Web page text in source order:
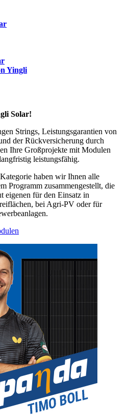
Yingli
Solar!
Strings, Leistungsgarantien von
der Rückversicherung durch
Ihre Großprojekte mit Modulen
leistungsfähig.
haben wir Ihnen alle
Programm zusammengestellt, die
eigenen für den Einsatz in
bei Agri-PV oder für